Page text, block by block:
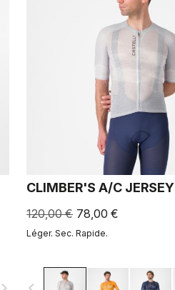
CLIMBER'S A/C JERSEY
120,00 € 78,00 €
Léger. Sec. Rapide.